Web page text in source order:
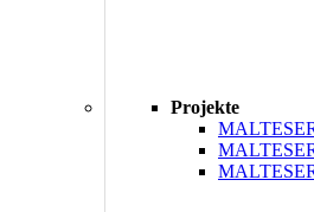
Projekte